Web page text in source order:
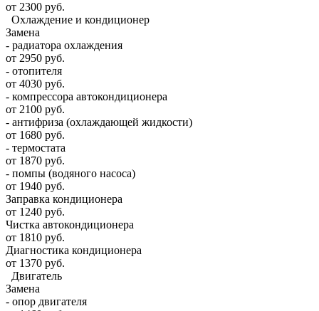
от 2300 руб.
Охлаждение и кондиционер
Замена
- радиатора охлаждения
от 2950 руб.
- отопителя
от 4030 руб.
- компрессора автокондиционера
от 2100 руб.
- антифриза (охлаждающей жидкости)
от 1680 руб.
- термостата
от 1870 руб.
- помпы (водяного насоса)
от 1940 руб.
Заправка кондиционера
от 1240 руб.
Чистка автокондиционера
от 1810 руб.
Диагностика кондиционера
от 1370 руб.
Двигатель
Замена
- опор двигателя